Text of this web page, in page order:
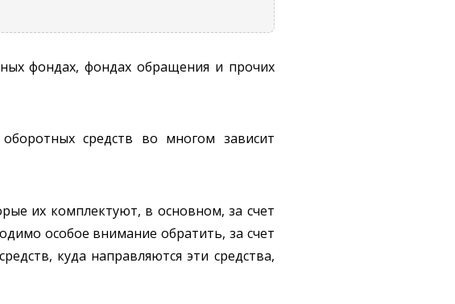
фондах, фондах обращения и прочих
средств во многом зависит
их комплектуют, в основном, за счет
особое внимание обратить, за счет
куда направляются эти средства,